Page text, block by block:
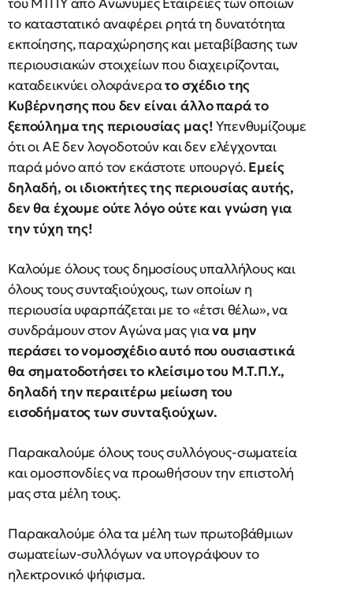
το καταστατικό αναφέρει ρητά τη δυνατότητα
εκποίησης, παραχώρησης και μεταβίβασης των
περιουσιακών στοιχείων που διαχειρίζονται,
καταδεικνύει ολοφάνερατο σχέδιο της
Κυβέρνησης που δεν είναι άλλο παρά το
ξεπούλημα της περιουσίας μας!Υπενθυμίζουμε
ότι οι ΑΕ δεν λογοδοτούν και δεν ελέγχονται
παρά μόνο από τον εκάστοτε υπουργό.Εμείς
δηλαδή, οι ιδιοκτήτες της περιουσίας αυτής,
δεν θα έχουμε ούτε λόγο ούτε και γνώση για
την τύχη της!
Καλούμε όλους τους δημοσίους υπαλλήλους και
όλους τους συνταξιούχους, των οποίων η
περιουσία υφαρπάζεται με το «έτσι θέλω», να
συνδράμουν στον Αγώνα μας γιανα μην
περάσει το νομοσχέδιο αυτό που ουσιαστικά
θα σηματοδοτήσει το κλείσιμο του Μ.Τ.Π.Υ.,
δηλαδή την περαιτέρω μείωση του
εισοδήματος των συνταξιούχων.
Παρακαλούμε όλους τους συλλόγους-σωματεία
και ομοσπονδίες να προωθήσουν την επιστολή
μας στα μέλη τους.
Παρακαλούμε όλα τα μέλη των πρωτοβάθμιων
σωματείων-συλλόγων να υπογράψουν το
ηλεκτρονικό ψήφισμα.